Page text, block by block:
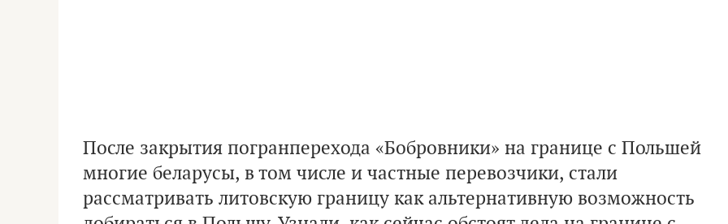
После закрытия погранперехода «Бобровники» на границе с Польшей
многие беларусы, в том числе и частные перевозчики, стали
рассматривать литовскую границу как альтернативную возможность